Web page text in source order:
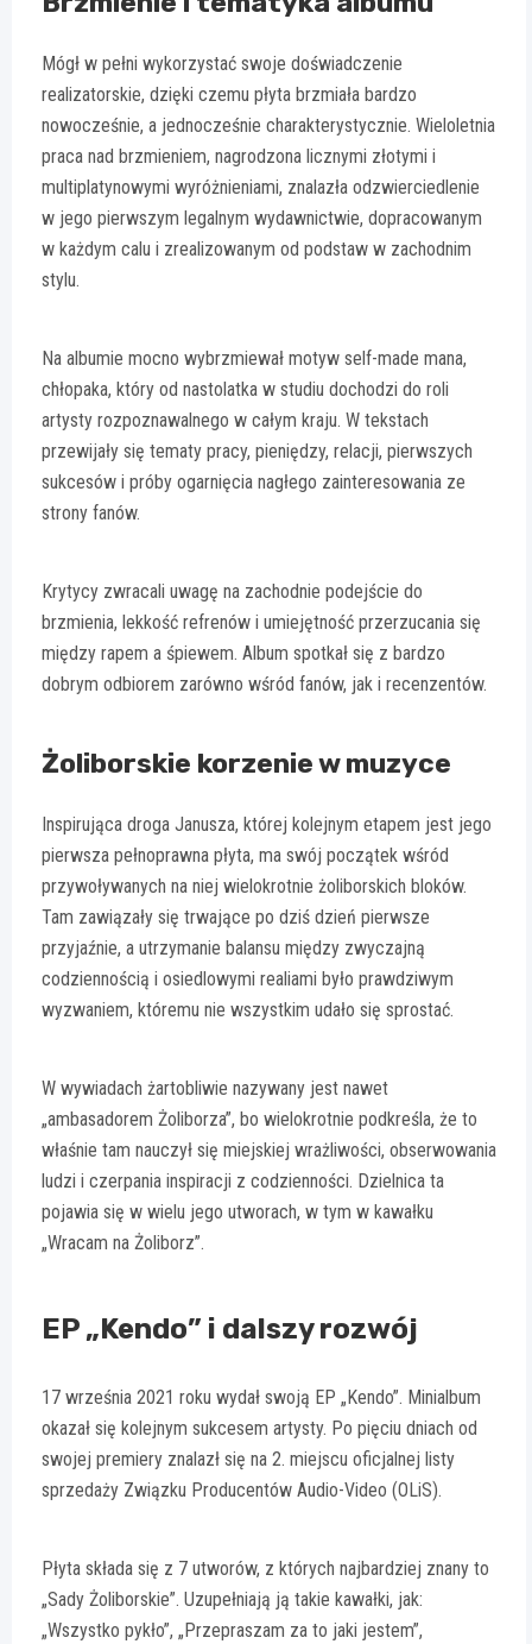
Mógł w pełni wykorzystać swoje doświadczenie
realizatorskie, dzięki czemu płyta brzmiała bardzo
nowocześnie, a jednocześnie charakterystycznie. Wieloletnia
praca nad brzmieniem, nagrodzona licznymi złotymi i
multiplatynowymi wyróżnieniami, znalazła odzwierciedlenie
w jego pierwszym legalnym wydawnictwie, dopracowanym
w każdym calu i zrealizowanym od podstaw w zachodnim
stylu.
Na albumie mocno wybrzmiewał motyw self-made mana,
chłopaka, który od nastolatka w studiu dochodzi do roli
artysty rozpoznawalnego w całym kraju. W tekstach
przewijały się tematy pracy, pieniędzy, relacji, pierwszych
sukcesów i próby ogarnięcia nagłego zainteresowania ze
strony fanów.
Krytycy zwracali uwagę na zachodnie podejście do
brzmienia, lekkość refrenów i umiejętność przerzucania się
między rapem a śpiewem. Album spotkał się z bardzo
dobrym odbiorem zarówno wśród fanów, jak i recenzentów.
Żoliborskie korzenie w muzyce
Inspirująca droga Janusza, której kolejnym etapem jest jego
pierwsza pełnoprawna płyta, ma swój początek wśród
przywoływanych na niej wielokrotnie żoliborskich bloków.
Tam zawiązały się trwające po dziś dzień pierwsze
przyjaźnie, a utrzymanie balansu między zwyczajną
codziennością i osiedlowymi realiami było prawdziwym
wyzwaniem, któremu nie wszystkim udało się sprostać.
W wywiadach żartobliwie nazywany jest nawet
„ambasadorem Żoliborza”, bo wielokrotnie podkreśla, że to
właśnie tam nauczył się miejskiej wrażliwości, obserwowania
ludzi i czerpania inspiracji z codzienności. Dzielnica ta
pojawia się w wielu jego utworach, w tym w kawałku
„Wracam na Żoliborz”.
EP „Kendo” i dalszy rozwój
17 września 2021 roku wydał swoją EP „Kendo”. Minialbum
okazał się kolejnym sukcesem artysty. Po pięciu dniach od
swojej premiery znalazł się na 2. miejscu oficjalnej listy
sprzedaży Związku Producentów Audio-Video (OLiS).
Płyta składa się z 7 utworów, z których najbardziej znany to
„Sady Żoliborskie”. Uzupełniają ją takie kawałki, jak:
„Wszystko pykło”, „Przepraszam za to jaki jestem”,